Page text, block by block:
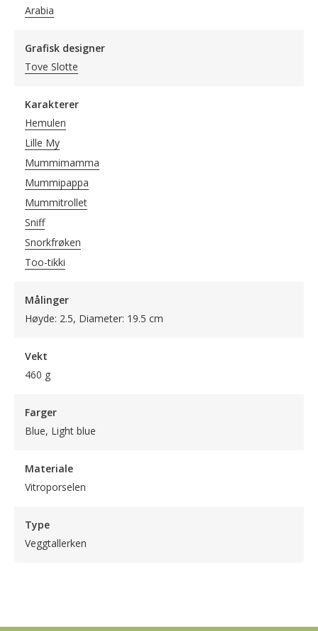
Arabia
Grafisk designer
Tove Slotte
Karakterer
Hemulen
Lille My
Mummimamma
Mummipappa
Mummitrollet
Sniff
Snorkfrøken
Too-tikki
Målinger
Høyde: 2.5, Diameter: 19.5 cm
Vekt
460 g
Farger
Blue, Light blue
Materiale
Vitroporselen
Type
Veggtallerken